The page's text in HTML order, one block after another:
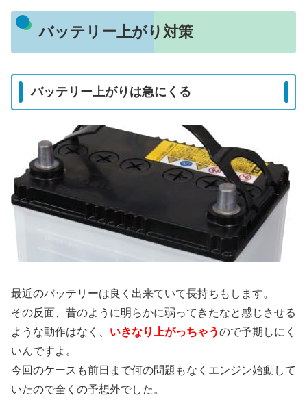
バッテリー上がり対策
バッテリー上がりは急にくる
最近のバッテリーは良く出来ていて長持ちもします。
その反面、昔のように明らかに弱ってきたなと感じさせる
ような動作はなく、 いきなり上がっちゃうので予期しにく
いんですよ。
今回のケースも前日まで何の問題もなくエンジン始動して
いたので全くの予想外でした。